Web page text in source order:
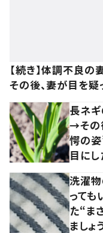
【続き】体調不良
その後、妻が目を疑
長ネ
→その
愕の姿
目にし
洗濯物
っても
た“ま
ましょ